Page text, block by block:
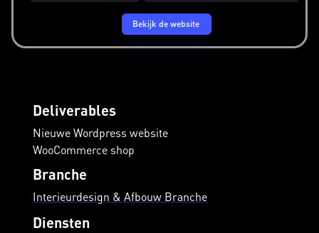
Bekijk de website
Deliverables
Nieuwe Wordpress website
WooCommerce shop
Branche
Interieurdesign & Afbouw Branche
Diensten